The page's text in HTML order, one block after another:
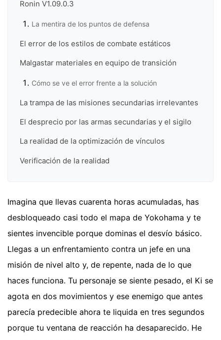
Ronin V1.09.0.3
La mentira de los puntos de defensa
El error de los estilos de combate estáticos
Malgastar materiales en equipo de transición
Cómo se ve el error frente a la solución
La trampa de las misiones secundarias irrelevantes
El desprecio por las armas secundarias y el sigilo
La realidad de la optimización de vínculos
Verificación de la realidad
Imagina que llevas cuarenta horas acumuladas, has
desbloqueado casi todo el mapa de Yokohama y te
sientes invencible porque dominas el desvío básico.
Llegas a un enfrentamiento contra un jefe en una
misión de nivel alto y, de repente, nada de lo que
haces funciona. Tu personaje se siente pesado, el Ki se
agota en dos movimientos y ese enemigo que antes
parecía predecible ahora te liquida en tres segundos
porque tu ventana de reacción ha desaparecido. He